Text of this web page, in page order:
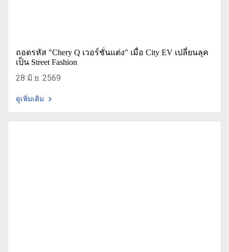
ถอดรหัส "Chery Q เวอร์ชั่นแต่ง" เมื่อ City EV เปลี่ยนลุค
เป็น Street Fashion
28 มิ.ย. 2569
ดูเพิ่มเติม